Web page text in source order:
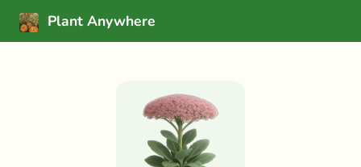
Plant Anywhere